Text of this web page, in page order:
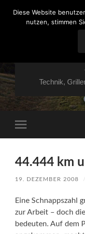
VON
Technik,
Menü
44.444 km
19. DEZEMBER 2008 /
Eine Schnappszahl
zur Arbeit – doch
bedeuten. Auf dem
Diese Website
nutzen, stimmen